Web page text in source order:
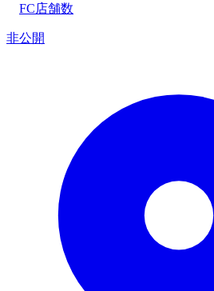
FC店舗数
非公開